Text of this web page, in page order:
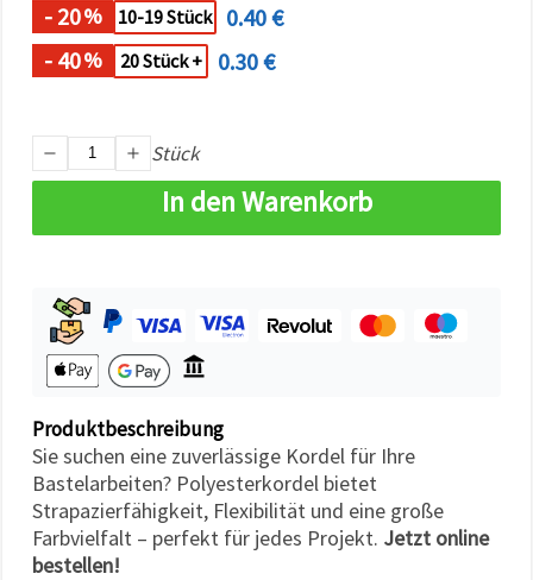
individuell
festlegen.
Ihre
Einwilligung
Impressum
Richtlinie
Alle
akzeptieren
Cookie-
- 20% 10-19 Stück
0.40 €
- 40% 20 Stück + 0.30 €
Stück
In den Warenkorb
Produktbeschreibung
Sie suchen eine zuverlässige Kordel für Ihre
Bastelarbeiten? Polyesterkordel bietet
Strapazierfähigkeit, Flexibilität und eine große
Farbvielfalt – perfekt für jedes Projekt. Jetzt online
bestellen!